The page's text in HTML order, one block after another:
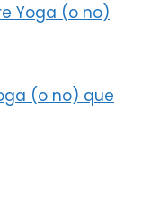
Yoga (o no)
(o no) que